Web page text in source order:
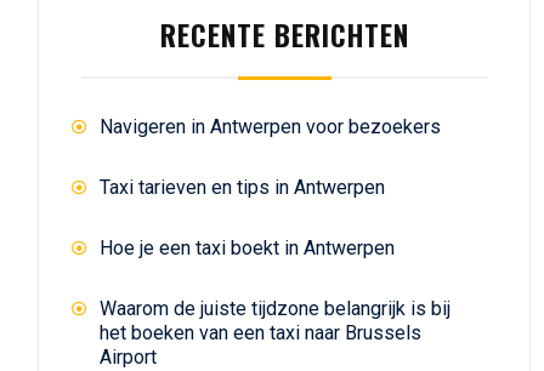
RECENTE BERICHTEN
Navigeren in Antwerpen voor bezoekers
Taxi tarieven en tips in Antwerpen
Hoe je een taxi boekt in Antwerpen
Waarom de juiste tijdzone belangrijk is bij
het boeken van een taxi naar Brussels
Airport